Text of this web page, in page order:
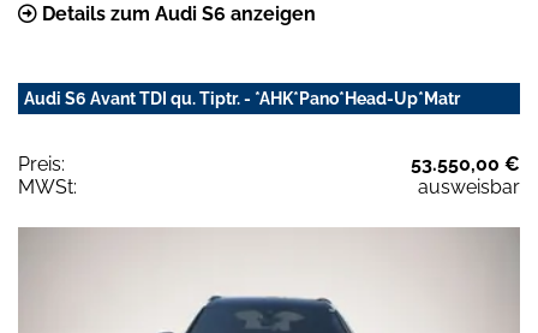
Details zum Audi S6 anzeigen
Audi S6 Avant TDI qu. Tiptr. - *AHK*Pano*Head-Up*Matr
Preis:
53.550,00 €
MWSt:
ausweisbar